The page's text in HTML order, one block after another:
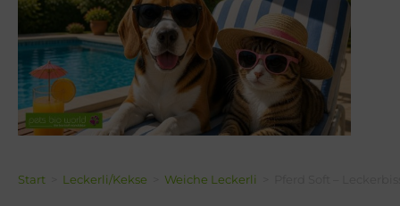
Unser Team!
Blog
Kontakt
Napf-Wissen!
Start Leckerli/Kekse Weiche Leckerli